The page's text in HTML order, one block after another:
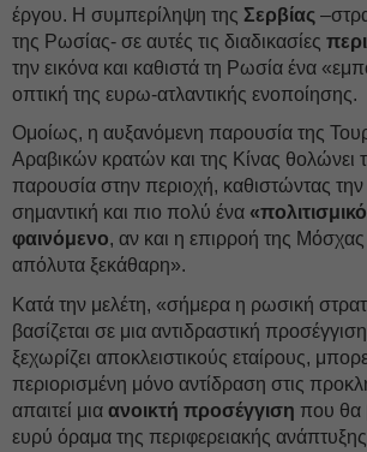
έργου. Η συμπερίληψη της Σερβίας
της Ρωσίας- σε αυτές τις διαδικασίες
την εικόνα και καθιστά τη Ρωσία ένα
οπτική της ευρω-ατλαντικής ενοποίησης.
Ομοίως, η αυξανόμενη παρουσία της
Αραβικών κρατών και της Κίνας θολώνει
παρουσία στην περιοχή, καθιστώντας την
σημαντική και πιο πολύ ένα
φαινόμενο, αν και η επιρροή της Μόσχας
απόλυτα ξεκάθαρη».
Κατά την μελέτη, «σήμερα η ρωσική
βασίζεται σε μια αντιδραστική
ξεχωρίζει αποκλειστικούς εταίρους,
περιορισμένη μόνο αντίδραση στις
απαιτεί μια ανοικτή προσέγγιση που θα
ευρύ όραμα της περιφερειακής